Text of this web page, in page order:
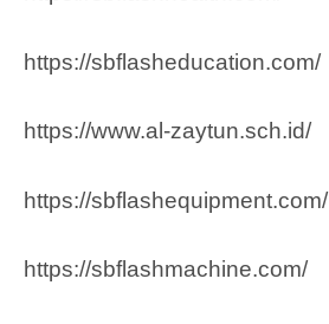
https://sbflasheducation.com/
https://www.al-zaytun.sch.id/
https://sbflashequipment.com/
https://sbflashmachine.com/